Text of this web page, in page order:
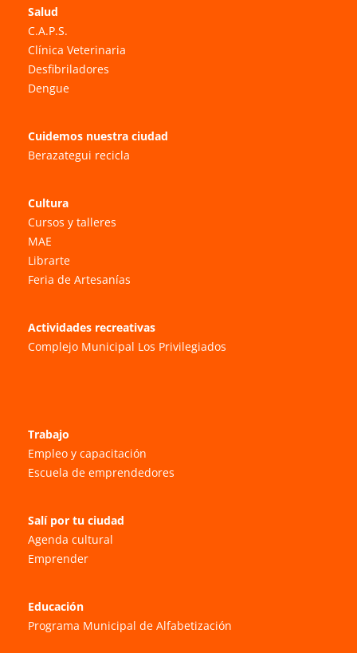
Salud
C.A.P.S.
Clínica Veterinaria
Desfibriladores
Dengue
Cuidemos nuestra ciudad
Berazategui recicla
Cultura
Cursos y talleres
MAE
Librarte
Feria de Artesanías
Actividades recreativas
Complejo Municipal Los Privilegiados
Trabajo
Empleo y capacitación
Escuela de emprendedores
Salí por tu ciudad
Agenda cultural
Emprender
Educación
Programa Municipal de Alfabetización